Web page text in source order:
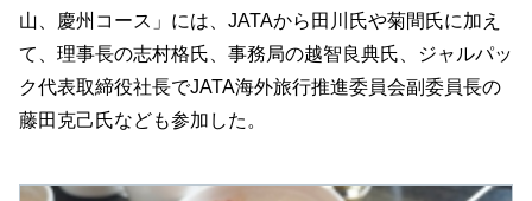
山、慶州コース」には、JATAから田川氏や菊間氏に加え
て、理事長の志村格氏、事務局の越智良典氏、ジャルパッ
ク代表取締役社長でJATA海外旅行推進委員会副委員長の
藤田克己氏なども参加した。